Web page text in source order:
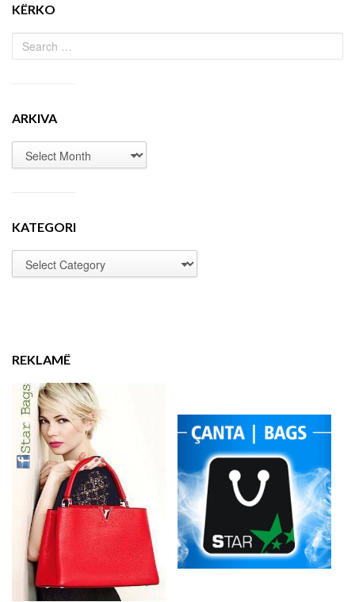
KËRKO
ARKIVA
KATEGORI
REKLAMË